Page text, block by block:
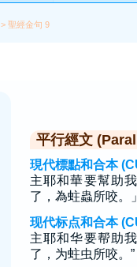
> 聖經金句 9
平行經文
現代標點和合本
主耶和華要幫助
了，為蛀蟲所咬。」
现代标点和合本
主耶和华要帮助
了，为蛀虫所咬。”